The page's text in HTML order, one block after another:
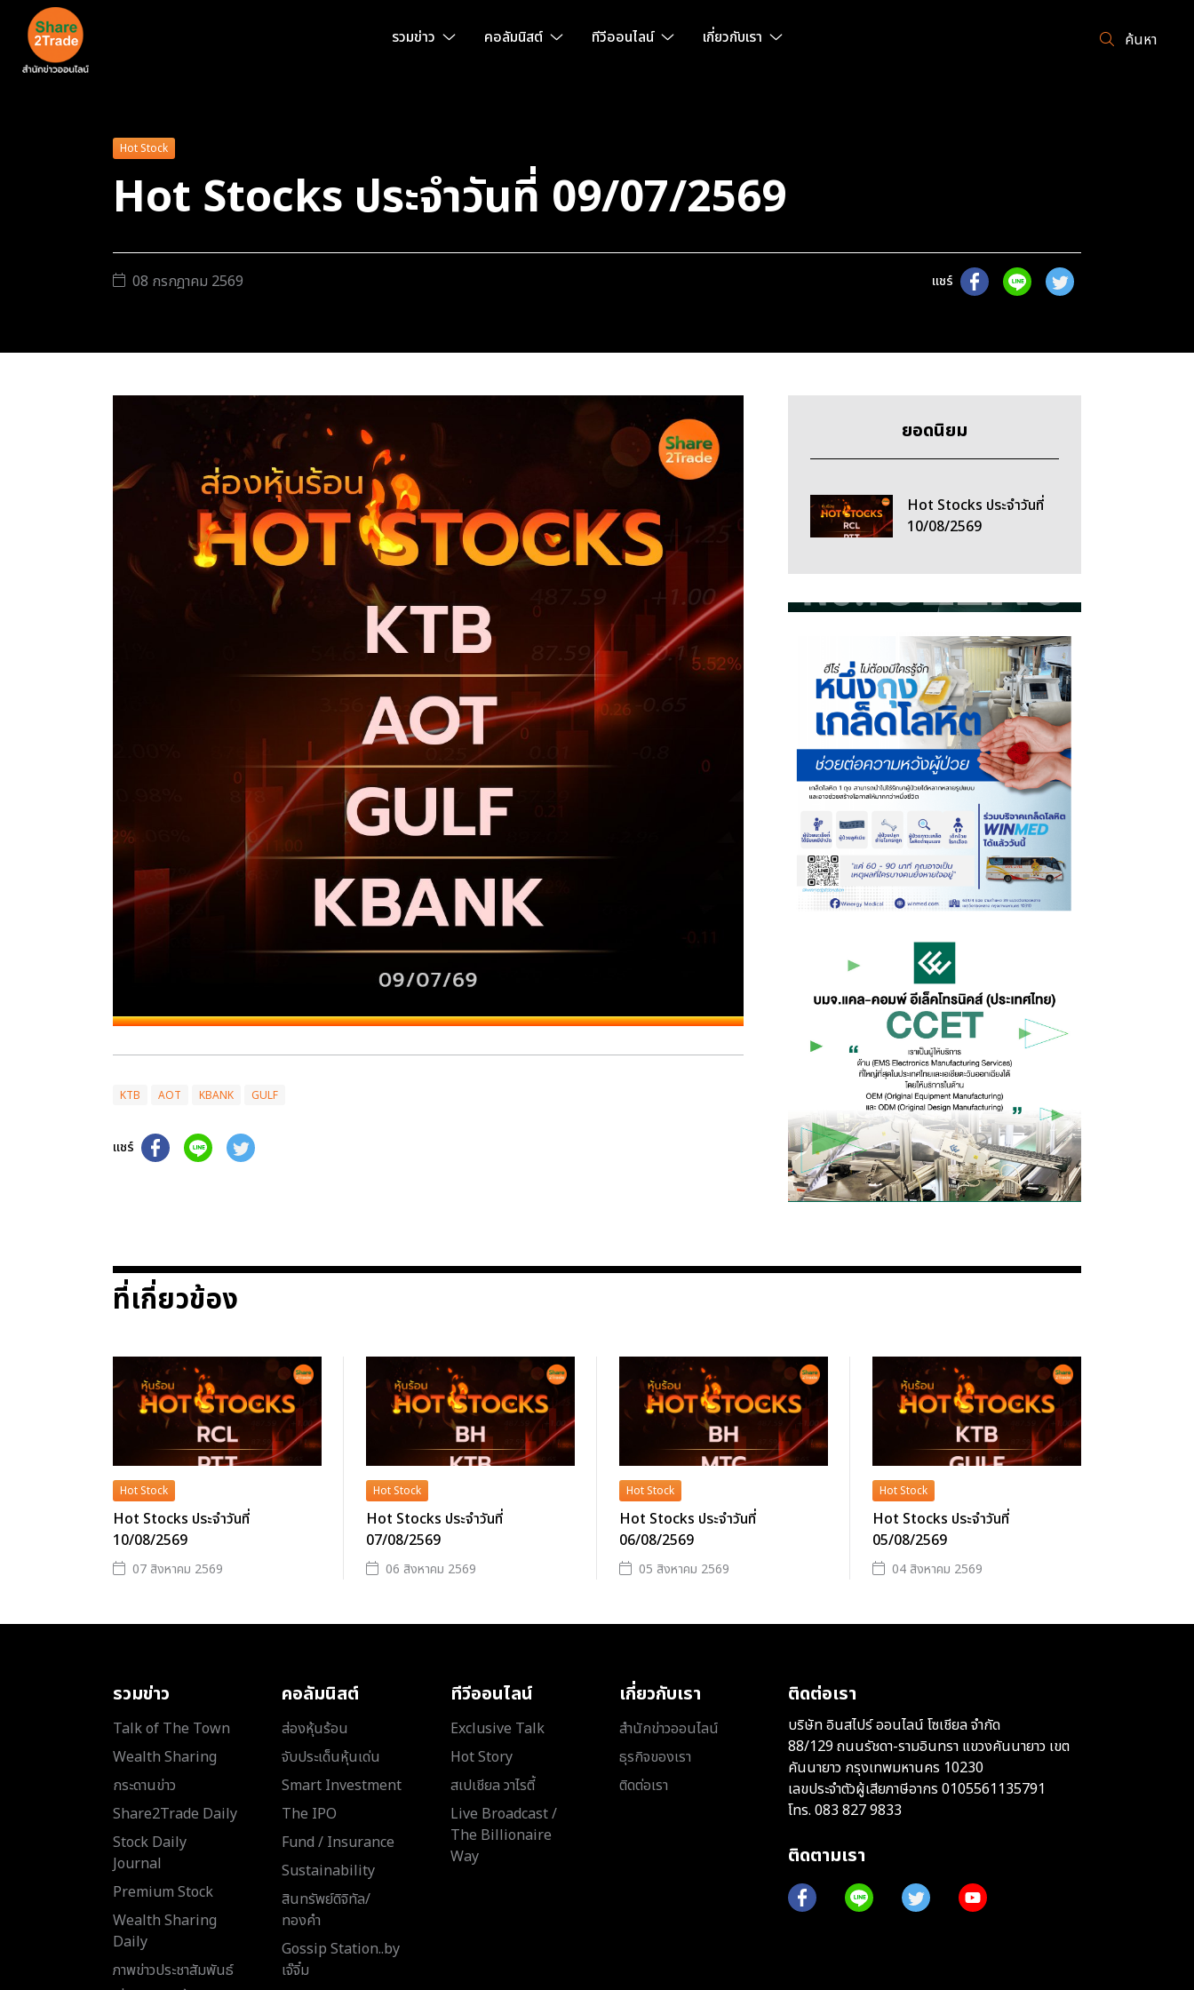
รวมข่าว คอลัมนิสต์ ทีวีออนไลน์ เกี่ยวกับเรา ค้นหา
Hot Stock
Hot Stocks ประจำวันที่ 09/07/2569
08 กรกฎาคม 2569 แชร์
KTB AOT KBANK GULF
แชร์
ยอดนิยม
Hot Stocks ประจำวันที่
10/08/2569
ที่เกี่ยวข้อง
Hot Stock
Hot Stocks ประจำวันที่
10/08/2569
07 สิงหาคม 2569
Hot Stock
Hot Stocks ประจำวันที่
07/08/2569
06 สิงหาคม 2569
Hot Stock
Hot Stocks ประจำวันที่
06/08/2569
05 สิงหาคม 2569
Hot Stock
Hot Stocks ประจำวันที่
05/08/2569
04 สิงหาคม 2569
รวมข่าว
Talk of The Town
Wealth Sharing
กระดานข่าว
Share2Trade Daily
Stock Daily
Journal
Premium Stock
Wealth Sharing
Daily
ภาพข่าวประชาสัมพันธ์
คอลัมนิสต์
ส่องหุ้นร้อน
จับประเด็นหุ้นเด่น
Smart Investment
The IPO
Fund / Insurance
Sustainability
สินทรัพย์ดิจิทัล/
ทองคำ
Gossip Station..by
เจ๊จิ๋ม
ทีวีออนไลน์
Exclusive Talk
Hot Story
สเปเชียล วาไรตี้
Live Broadcast /
The Billionaire
Way
เกี่ยวกับเรา
สำนักข่าวออนไลน์
ธุรกิจของเรา
ติดต่อเรา
ติดต่อเรา
บริษัท อินสไปร์ ออนไลน์ โซเชียล จำกัด
88/129 ถนนรัชดา-รามอินทรา แขวงคันนายาว เขต
คันนายาว กรุงเทพมหานคร 10230
เลขประจำตัวผู้เสียภาษีอากร 0105561135791
โทร. 083 827 9833
ติดตามเรา